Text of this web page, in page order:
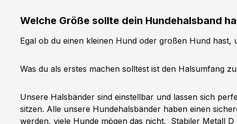
Welche Größe sollte dein Hundehalsband
Egal ob du einen kleinen Hund oder großen Hund
Was du als erstes machen solltest ist den Halsumfang
Unsere Halsbänder sind einstellbar und lassen sich
sitzen. Alle unsere Hundehalsbänder haben einen
werden, viele Hunde mögen das nicht. Stabiler Metall D